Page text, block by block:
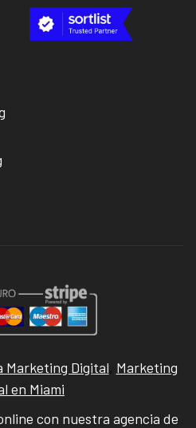
Marketing Digital, Marketing
en Miami
con nuestra agencia de